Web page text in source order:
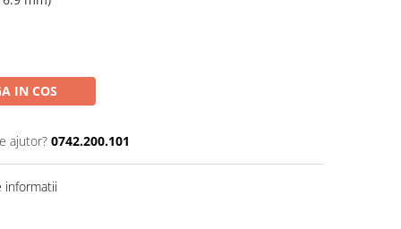
IN COS
ajutor? 0742.200.101
informatii